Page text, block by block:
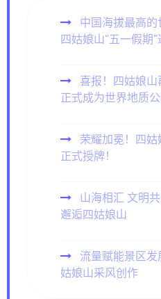
中国海拔最高
四姑娘山“五一假期
喜报！四姑娘山
正式成为世界地质公
荣耀加冕！四姑
正式授牌！
山海相汇 文明
邂逅四姑娘山
流量赋能景区
姑娘山采风创作